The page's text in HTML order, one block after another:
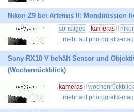
Nikon Z9 bei Artemis II: Mondmission
sonstiges kameras
... mehr auf photografix-
Sony RX10 V behält Sensor und
(Wochenrückblick)
kameras wochenrückblick
... mehr auf photografix-